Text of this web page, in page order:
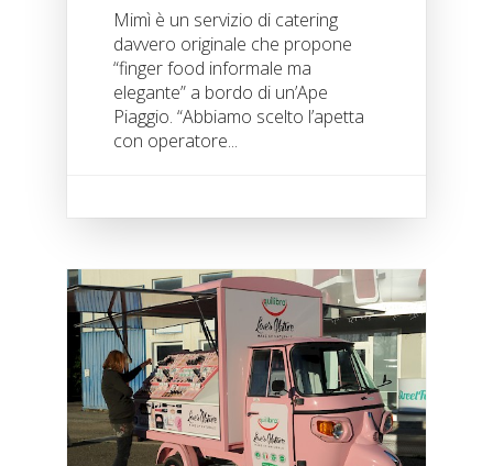
Mimì è un servizio di catering
davvero originale che propone
“finger food informale ma
elegante” a bordo di un’Ape
Piaggio. “Abbiamo scelto l’apetta
con operatore...